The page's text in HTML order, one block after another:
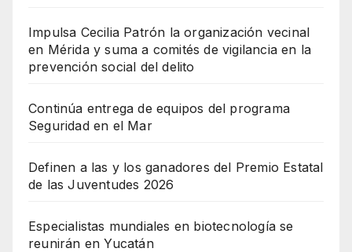
Impulsa Cecilia Patrón la organización vecinal
en Mérida y suma a comités de vigilancia en la
prevención social del delito
Continúa entrega de equipos del programa
Seguridad en el Mar
Definen a las y los ganadores del Premio Estatal
de las Juventudes 2026
Especialistas mundiales en biotecnología se
reunirán en Yucatán